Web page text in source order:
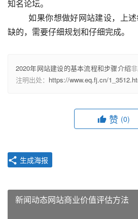
知名论坛。
2020年网站建设的基本流程和步骤介绍
注明出处： https://www.eq.fj.cn/
赞 (0)
生成海报
新闻动态网站商业价值评估方法